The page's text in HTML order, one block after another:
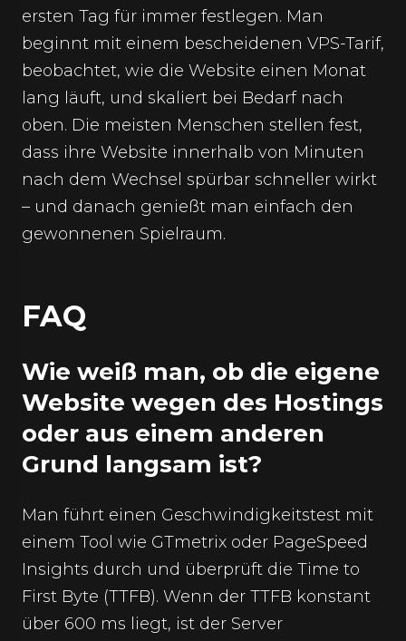
ersten Tag für immer festlegen. Man
beginnt mit einem bescheidenen VPS-Tarif,
beobachtet, wie die Website einen Monat
lang läuft, und skaliert bei Bedarf nach
oben. Die meisten Menschen stellen fest,
dass ihre Website innerhalb von Minuten
nach dem Wechsel spürbar schneller wirkt
– und danach genießt man einfach den
gewonnenen Spielraum.
FAQ
Wie weiß man, ob die eigene
Website wegen des Hostings
oder aus einem anderen
Grund langsam ist?
Man führt einen Geschwindigkeitstest mit
einem Tool wie GTmetrix oder PageSpeed
Insights durch und überprüft die Time to
First Byte (TTFB). Wenn der TTFB konstant
über 600 ms liegt, ist der Server